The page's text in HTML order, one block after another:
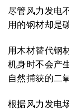
尽管风力发电
用的钢材却是
用木材替代钢
机身时不会产
自然捕获的二
根据风力发电